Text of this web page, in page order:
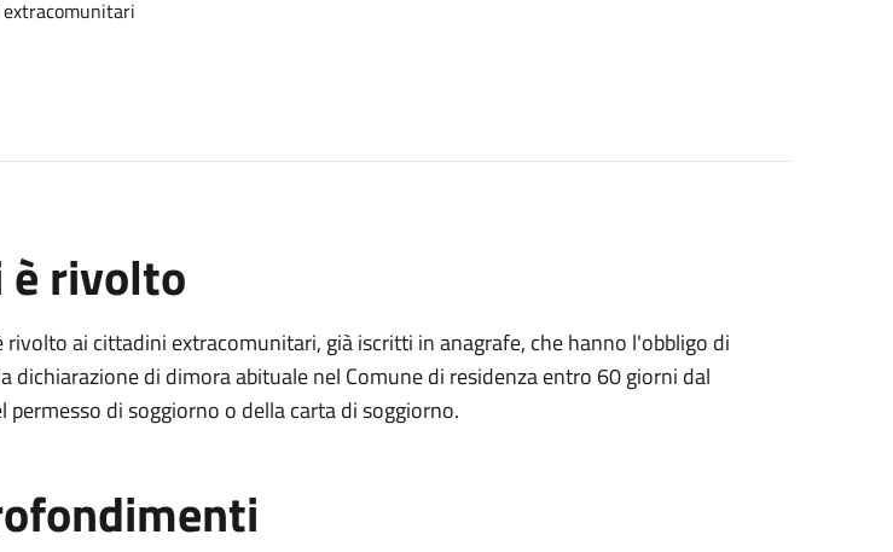
è rivolto
rivolto ai cittadini extracomunitari, già iscritti in anagrafe, che hanno l'obbligo di
dichiarazione di dimora abituale nel Comune di residenza entro 60 giorni dal
permesso di soggiorno o della carta di soggiorno.